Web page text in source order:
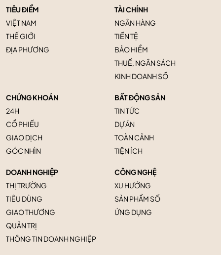
TIÊU ĐIỂM
VIỆT NAM
THẾ GIỚI
ĐỊA PHƯƠNG
TÀI CHÍNH
NGÂN HÀNG
TIỀN TỆ
BẢO HIỂM
THUẾ, NGÂN SÁCH
KINH DOANH SỐ
CHỨNG KHOÁN
24H
CỔ PHIẾU
GIAO DỊCH
GÓC NHÌN
BẤT ĐỘNG SẢN
TIN TỨC
DỰ ÁN
TOÀN CẢNH
TIỆN ÍCH
DOANH NGHIỆP
THỊ TRƯỜNG
TIÊU DÙNG
GIAO THƯƠNG
QUẢN TRỊ
THÔNG TIN DOANH NGHIỆP
CÔNG NGHỆ
XU HƯỚNG
SẢN PHẨM SỐ
ỨNG DỤNG